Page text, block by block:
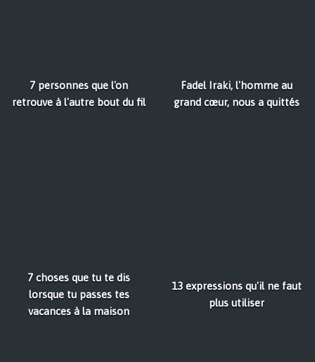
7 personnes que l'on
retrouve à l'autre bout du fil
Fadel Iraki, l'homme au
grand cœur, nous a quittés
7 choses que tu te dis
lorsque tu passes tes
vacances à la maison
13 expressions qu'il ne faut
plus utiliser